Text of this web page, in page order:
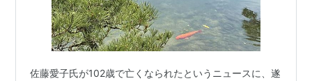
佐藤愛子氏が102歳で亡くなられたというニュースに、遂